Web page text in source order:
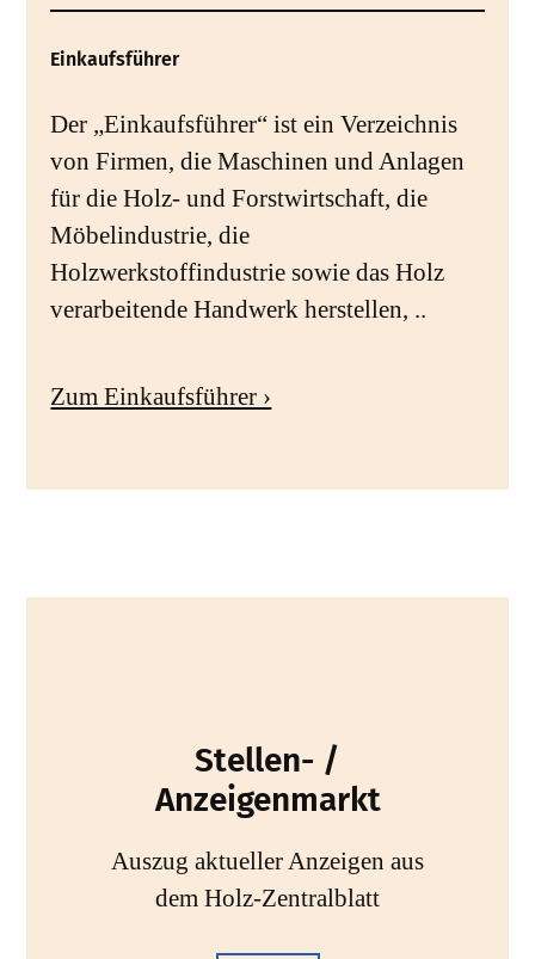
Einkaufsführer
Der „Einkaufsführer“ ist ein Verzeichnis
von Firmen, die Maschinen und Anlagen
für die Holz- und Forstwirtschaft, die
Möbelindustrie, die
Holzwerkstoffindustrie sowie das Holz
verarbeitende Handwerk herstellen, ..
Zum Einkaufsführer ›
Stellen- /
Anzeigenmarkt
Auszug aktueller Anzeigen aus
dem Holz-Zentralblatt